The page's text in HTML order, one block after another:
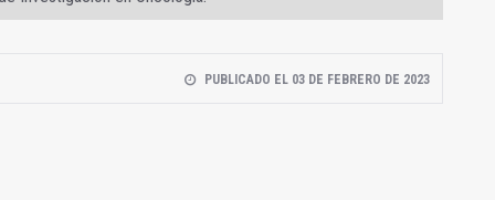
PUBLICADO EL 03 DE FEBRERO DE 2023